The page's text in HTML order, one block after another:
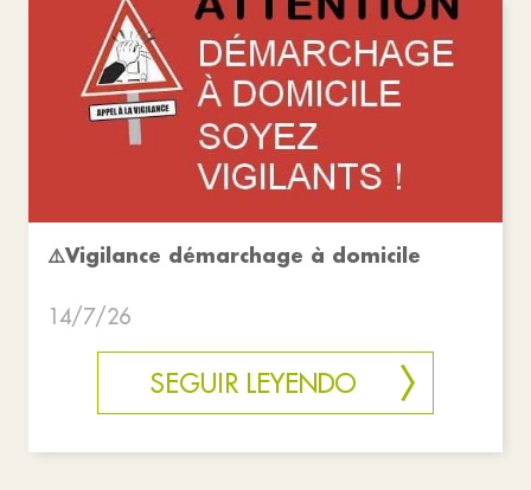
⚠️Vigilance démarchage à domicile
14/7/26
SEGUIR LEYENDO